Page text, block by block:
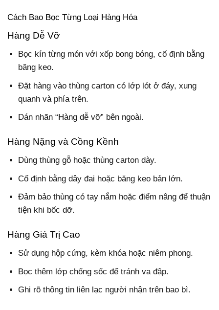
Cách Bao Bọc Từng Loại Hàng Hóa
Hàng Dễ Vỡ
Bọc kín từng món với xốp bong bóng, cố định bằng
băng keo.
Đặt hàng vào thùng carton có lớp lót ở đáy, xung
quanh và phía trên.
Dán nhãn “Hàng dễ vỡ” bên ngoài.
Hàng Nặng và Cồng Kềnh
Dùng thùng gỗ hoặc thùng carton dày.
Cố định bằng dây đai hoặc băng keo bản lớn.
Đảm bảo thùng có tay nắm hoặc điểm nâng để thuận
tiện khi bốc dỡ.
Hàng Giá Trị Cao
Sử dụng hộp cứng, kèm khóa hoặc niêm phong.
Bọc thêm lớp chống sốc để tránh va đập.
Ghi rõ thông tin liên lạc người nhận trên bao bì.